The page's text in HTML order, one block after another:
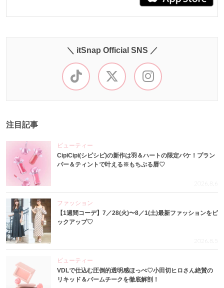
＼ itSnap Official SNS ／
注目記事
ビューティー
CipiCipi(シピシピ)の新作は羽＆ハートの限定パケ！プラン
パー＆ティントで叶える※もちぷる唇♡
2026.8.6
ファッション
【1週間コーデ】7／28(火)〜8／1(土)最新ファッションをピ
ックアップ♡
2026.8.5
ビューティー
VDLで仕込む圧倒的透明感ほっぺ♡小田切ヒロさん絶賛の
リキッド＆バームチークを徹底解剖！